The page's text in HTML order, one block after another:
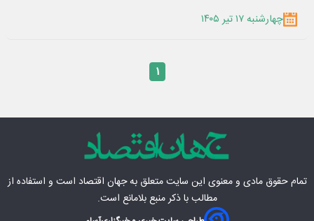
چهارشنبه ۱۷ تیر ۱۴۰۵
۱
تمام حقوق مادی‌ و معنوی این سایت متعلق بهجهان اقتصاد است و استفاده از
مطالب با ذکر منبع بلامانع است.